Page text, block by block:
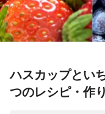
ハスカップとい
つのレシピ・作